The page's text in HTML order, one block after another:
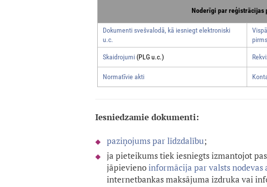
Noderīgi par reģistrācijas
Dokumenti svešvalodā, kā iesniegt elektroniski
u.c.
Skaidrojumi(PLG u.c.)
Normatīvie akti
Iesniedzamie dokumenti:
paziņojums par līdzdalību;
ja pieteikums tiek iesniegts izmantojot
jāpievienoinformācija par valsts nodevas
internetbankas maksājuma izdruka vai